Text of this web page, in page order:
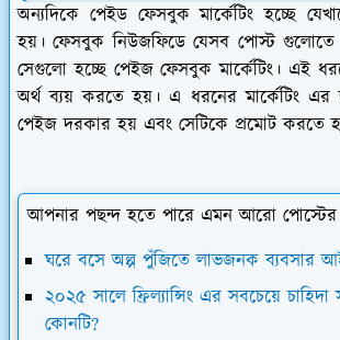
অন্যদিকে পেইড ফেসবুক মার্কেটিং হচ্ছে
হয়। ফেসবুক নিউজফিডে যেসব পোস্ট গুলোতে
সেগুলো হচ্ছে পেইজ ফেসবুক মার্কেটিং। এই
অর্থ ব্যয় করতে হয়। এ ধরনের মার্কেটিং
পেইজ দরকার হয় এবং সেটিকে প্রমোট করতে
আপনার পছন্দ হতে পারে এমন আরো পোস্টের
ঘরে বসে অল্প পুঁজিতে লাভজনক ব্যবসার
২০২৫ সালে ফ্রিল্যান্সিং এর সবচেয়ে
কোনটি?